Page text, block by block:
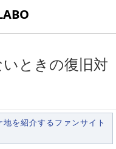
ときの復旧対
を紹介するファンサイト